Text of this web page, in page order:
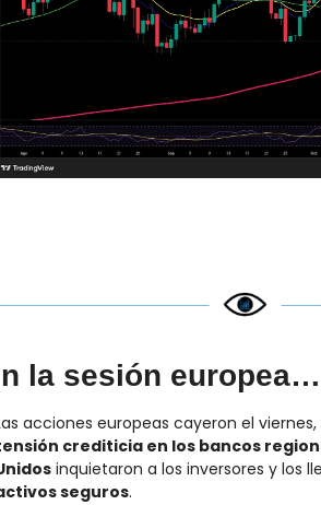
la sesión europea…
crediticia en los bancos
seguros.